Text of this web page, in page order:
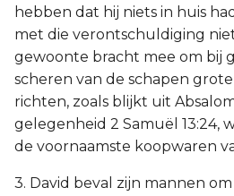
hebben dat hij niets in huis
met die verontschuldiging
gewoonte bracht mee om bij
scheren van de schapen
richten, zoals blijkt uit
gelegenheid 2 Samuël 13:24,
de voornaamste koopwaren
3. David beval zijn mannen